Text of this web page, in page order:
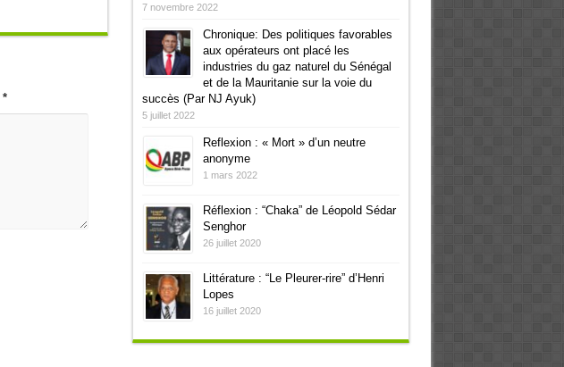
*
7 novembre 2022
Chronique: Des politiques favorables
aux opérateurs ont placé les
industries du gaz naturel du Sénégal
et de la Mauritanie sur la voie du
succès (Par NJ Ayuk)
5 juillet 2022
Reflexion : « Mort » d’un neutre
anonyme
1 mars 2022
Réflexion : “Chaka” de Léopold Sédar
Senghor
26 juillet 2020
Littérature : “Le Pleurer-rire” d’Henri
Lopes
16 juillet 2020